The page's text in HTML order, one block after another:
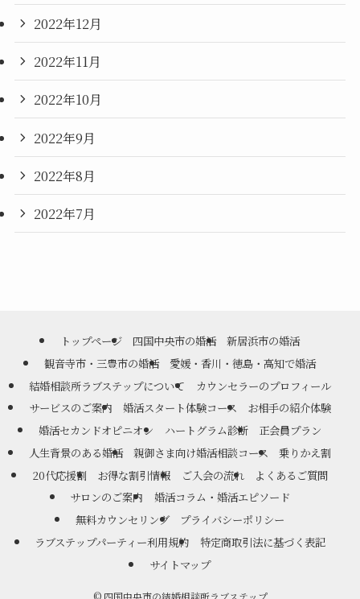
2022年12月
2022年11月
2022年10月
2022年9月
2022年8月
2022年7月
トップページ 四国中央市の婚活
新居浜市の婚活
観音寺市・三豊市の婚活
愛媛・香川・徳島・高知で婚活
結婚相談所ラブステップについて
カウンセラーのプロフィール
サービスのご案内
婚活スタート体験コース
お相手の紹介体験
婚活セカンドオピニオン
ハートグラム診断
正会員プラン
人生背景のある婚活
親御さま向け婚活相談コース
乗りかえ割
20代応援割
お得な割引情報 ご入会の流れ
よくあるご質問
サロンのご案内
婚活コラム・婚活エピソード
無料カウンセリング
プライバシーポリシー
ラブステップパーティー利用規約
特定商取引法に基づく表記
サイトマップ
©四国中央市の結婚相談所ラブステップ